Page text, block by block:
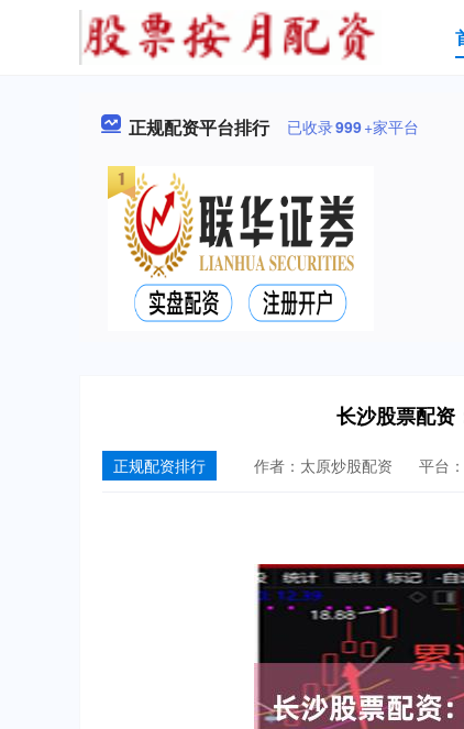
正规配资平台排行 已收录999+家平台
长沙股票配资
正规配资排行 作者：太原炒股配资 平台